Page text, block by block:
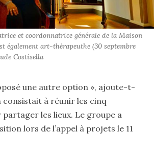
et coordonnatrice générale de la Maison
également art-thérapeuthe (30 septembre
Costisella
une autre option », ajoute-t-
consistait à réunir les cinq
les lieux. Le groupe a
lors de l’appel à projets le 11